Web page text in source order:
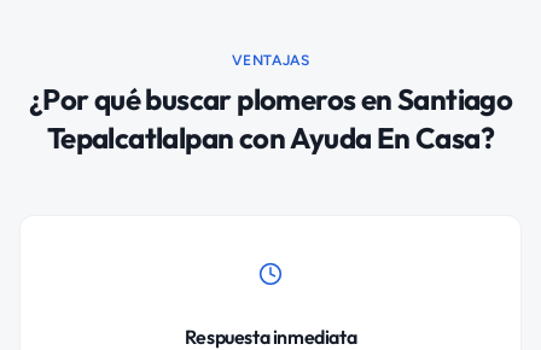
VENTAJAS
¿Por qué buscarplomerosenSantiago
Tepalcatlalpancon Ayuda En Casa?
Respuesta inmediata